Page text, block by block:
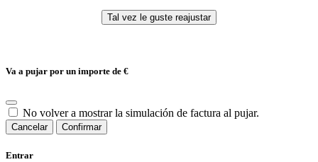
Va a pujar por un importe de €
No volver a mostrar la simulación de factura al pujar.
Cancelar Confirmar
Entrar